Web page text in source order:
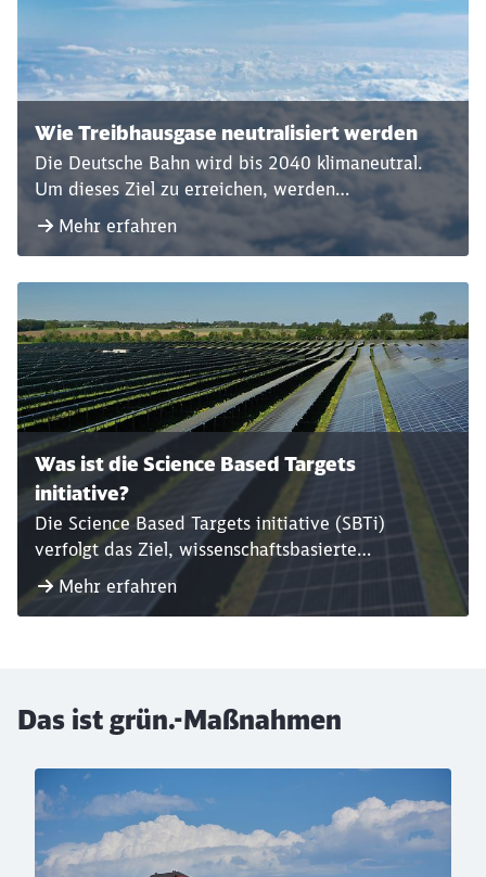
Wie Treibhausgase neutralisiert werden
Die Deutsche Bahn wird bis 2040 klimaneutral.
Um dieses Ziel zu erreichen, werden
Treibhausgasemissionen größtenteils vermieden
und reduziert sowie schwer oder anderweitig
Mehr erfahren
Was ist die Science Based Targets
initiative?
Die Science Based Targets initiative (SBTi)
verfolgt das Ziel, wissenschaftsbasierte
Klimaschutzziele in Unternehmen zu fördern.
Mehr erfahren
Das ist grün.-Maßnahmen
Klicken, um den folgenden Slider zu überspringen